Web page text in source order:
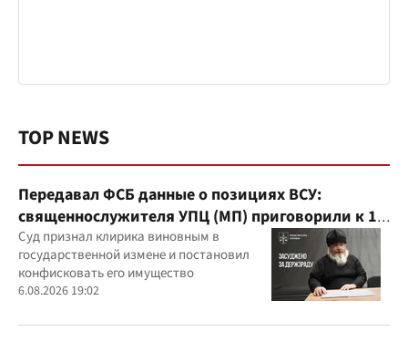
TOP NEWS
Передавал ФСБ данные о позициях ВСУ:
священнослужителя УПЦ (МП) приговорили к 15
годам
Суд признал клирика виновным в
государственной измене и постановил
конфисковать его имущество
6.08.2026 19:02